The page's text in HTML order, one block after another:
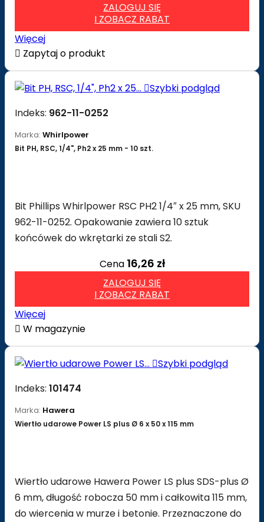
ZALOGUJ SIĘ
I ZOBACZ RABAT
Więcej
 Zapytaj o produkt
Szybki podgląd
Indeks: 962-11-0252
Marka: Whirlpower
Bit PH, RSC, 1/4", Ph2 x 25 mm - 10 szt.
Bit Phillips Whirlpower RSC PH2 1/4″ x 25 mm, SKU
962-11-0252. Opakowanie zawiera 10 sztuk
końcówek do wkrętarki ze stali S2.
Cena 16,26 zł
ZALOGUJ SIĘ
I ZOBACZ RABAT
Więcej
 W magazynie
Szybki podgląd
Indeks: 101474
Marka: Hawera
Wiertło udarowe Power LS plus Ø 6 x 50 x 115 mm
Wiertło udarowe Hawera Power LS plus SDS-plus Ø
6 mm, długość robocza 50 mm i całkowita 115 mm,
do wiercenia w murze i betonie. Przeznaczone do